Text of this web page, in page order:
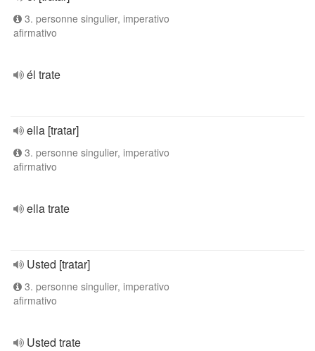
3. personne singulier, imperativo
afirmativo
él trate
ella [tratar]
3. personne singulier, imperativo
afirmativo
ella trate
Usted [tratar]
3. personne singulier, imperativo
afirmativo
Usted trate